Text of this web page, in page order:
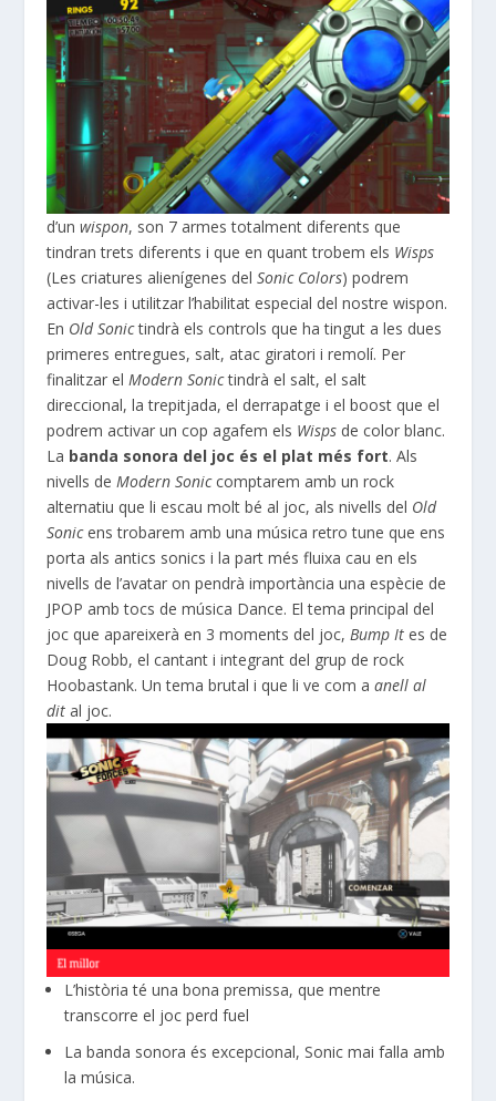
d’unwispon, son 7 armes totalment diferents que
tindran trets diferents i que en quant trobem els Wisps
(Les criatures alienígenes delSonicColors) podrem
activar-les i utilitzar l’habilitat especial del nostrewispon.
En Old Sonictindrà els controls que ha tingut a les dues
primeres entregues, salt, atac giratori i remolí. Per
finalitzar elModernSonictindrà el salt, el salt
direccional, la trepitjada, el derrapatge i elboost que el
podrem activar un cop agafem els Wisps de color blanc.
La banda sonora del joc és el plat més fort. Als
nivells deModernSoniccomptarem amb un rock
alternatiu que li escau molt bé al joc, als nivells del Old
Sonicens trobarem amb una música retrotune que ens
porta als antics sonics i la part més fluixa cau en els
nivells de l’avatar onpendrà importància una espècie de
JPOP amb tocs de música Dance. El tema principal del
joc que apareixerà en 3 moments del joc,Bump It es de
Doug Robb, el cantant i integrant del grup de rock
Hoobastank. Un tema brutal i que li ve com aanell al
dit al joc.
L’història té una bona premissa, que mentre
transcorre el joc perd fuel
La banda sonora és excepcional,Sonic mai falla amb
la música.